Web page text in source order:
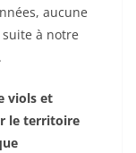
aucune
à notre
viols et
le territoire